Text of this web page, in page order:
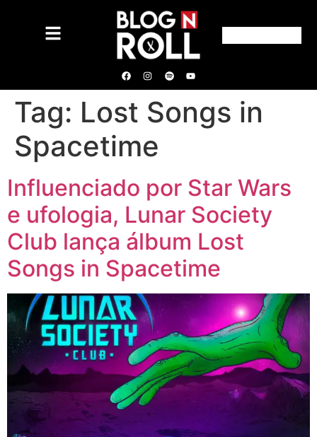
Tag: Lost Songs in
Spacetime
Influenciado por Star Wars
e ufologia, Lunar Society
Club lança álbum Lost
Songs in Spacetime